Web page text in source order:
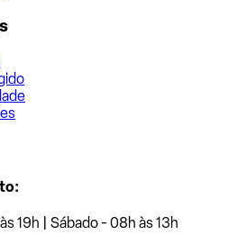
19h | Sábado - 08h às 13h